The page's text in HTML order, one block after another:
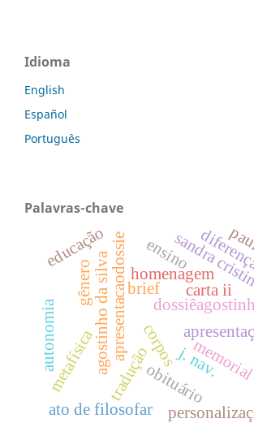
Idioma
English
Español
Português
Palavras-chave
apresentacaodossie
tradução
brief
j. nav.
agostinho da silva carta ii
sandra
obituário
homenagem
corpos
metafísica
ato de filosofar
educação
gênero
autonomia
ensino